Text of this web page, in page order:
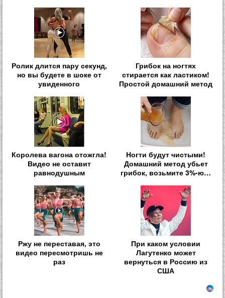
Ролик длится пару секунд,
но вы будете в шоке от
увиденного
Грибок на ногтях
стирается как ластиком!
Простой домашний метод
Королева вагона отожгла!
Видео не оставит
равнодушным
Ногти будут чистыми!
Домашний метод убьет
грибок, возьмите 3%-ю…
Ржу не переставая, это
видео пересмотришь не
раз
При каком условии
Лагутенко может
вернуться в Россию из
США